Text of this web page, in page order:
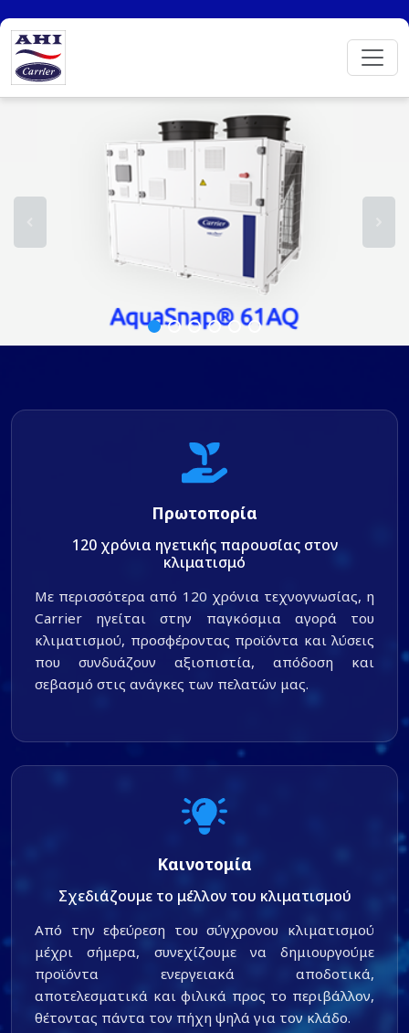
Πρωτοπορία
120 χρόνια ηγετικής παρουσίας στον
κλιματισμό
Με περισσότερα από 120 χρόνια τεχνογνωσίας, η
Carrier ηγείται στην παγκόσμια αγορά του
κλιματισμού, προσφέροντας προϊόντα και λύσεις
που συνδυάζουν αξιοπιστία, απόδοση και
σεβασμό στις ανάγκες των πελατών μας.
Καινοτομία
Σχεδιάζουμε το μέλλον του κλιματισμού
Από την εφεύρεση του σύγχρονου κλιματισμού
μέχρι σήμερα, συνεχίζουμε να δημιουργούμε
προϊόντα ενεργειακά αποδοτικά,
αποτελεσματικά και φιλικά προς το περιβάλλον,
θέτοντας πάντα τον πήχη ψηλά για τον κλάδο.